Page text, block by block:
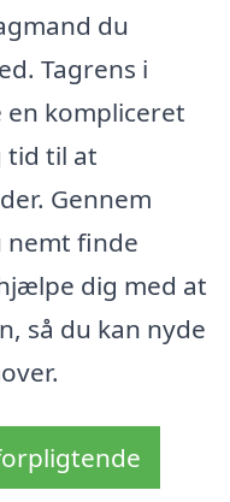
du
Tagrens i
kompliceret
tid til at
Gennem
nemt finde
dig med at
så du kan nyde